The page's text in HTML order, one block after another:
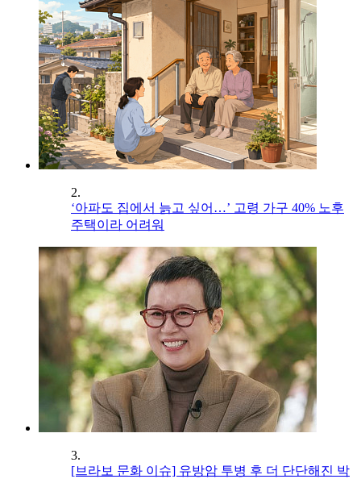
2.
‘아파도 집에서 늙고 싶어…’ 고령 가구 40% 노후
주택이라 어려워
3.
[브라보 문화 이슈] 유방암 투병 후 더 단단해진 박